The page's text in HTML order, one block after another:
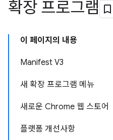
확장 프로그램
이 페이지의 내용
Manifest V3
새 확장 프로그램 메뉴
새로운 Chrome 웹 스토어
플랫폼 개선사항